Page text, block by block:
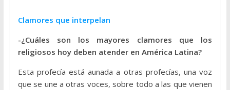
Clamores que interpelan
-¿Cuáles son los mayores clamores que los
religiosos hoy deben atender en América Latina?
Esta profecía está aunada a otras profecías, una voz
que se une a otras voces, sobre todo a las que vienen